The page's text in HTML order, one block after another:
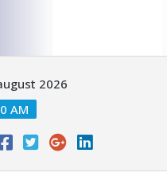
2026
AM